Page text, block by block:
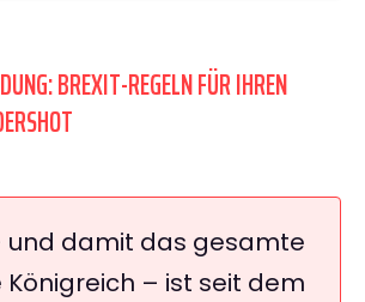
BREXIT-REGELN FÜR IHREN
und damit das gesamte
– ist seit dem